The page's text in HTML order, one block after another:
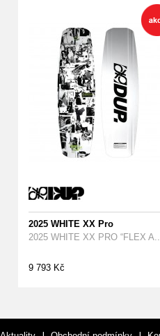
2025 WHITE XX Pro
2025 WHITE XX PRO “FLEX
9 793 Kč